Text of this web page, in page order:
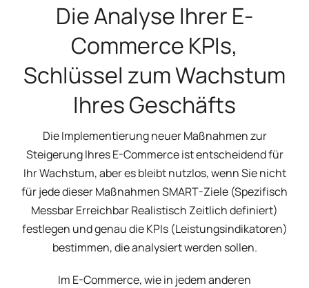
Die Analyse Ihrer E-
Commerce KPIs,
Schlüssel zum Wachstum
Ihres Geschäfts
Die Implementierung neuer Maßnahmen zur
Steigerung Ihres E-Commerce ist entscheidend für
Ihr Wachstum, aber es bleibt nutzlos, wenn Sie nicht
für jede dieser Maßnahmen SMART-Ziele (Spezifisch
Messbar Erreichbar Realistisch Zeitlich definiert)
festlegen und genau die KPIs (Leistungsindikatoren)
bestimmen, die analysiert werden sollen.
Im E-Commerce, wie in jedem anderen